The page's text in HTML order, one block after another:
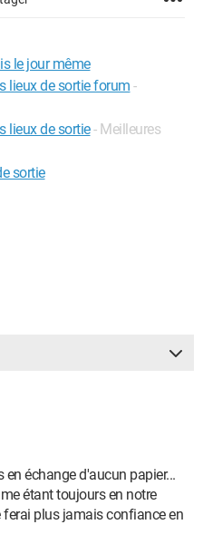
le jour même
lieux de sortie forum -
lieux de sortie- Meilleures
sortie
échange d'aucun papier...
étant toujours en notre
ferai plus jamais confiance en